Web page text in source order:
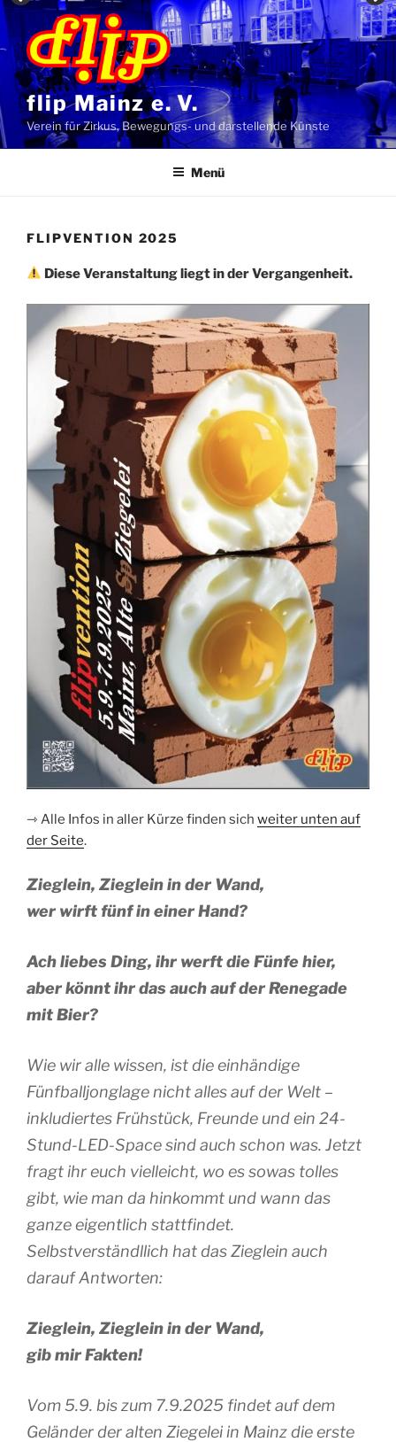
Zum
Inhalt
springen
flip Mainz e. V.
Verein für Zirkus, Bewegungs- und darstellende Künste
Menü
FLIPVENTION 2025
Diese Veranstaltung liegt in der Vergangenheit.
⇾ Alle Infos in aller Kürze finden sich weiter unten auf
der Seite.
Zieglein, Zieglein in der Wand,
wer wirft fünf in einer Hand?
Ach liebes Ding, ihr werft die Fünfe hier,
aber könnt ihr das auch auf der Renegade
mit Bier?
Wie wir alle wissen, ist die einhändige
Fünfballjonglage nicht alles auf der Welt –
inkludiertes Frühstück, Freunde und ein 24-
Stund-LED-Space sind auch schon was. Jetzt
fragt ihr euch vielleicht, wo es sowas tolles
gibt, wie man da hinkommt und wann das
ganze eigentlich stattfindet.
Selbstverständllich hat das Zieglein auch
darauf Antworten:
Zieglein, Zieglein in der Wand,
gib mir Fakten!
Vom 5.9. bis zum 7.9.2025 findet auf dem
Geländer der alten Ziegelei in Mainz die erste